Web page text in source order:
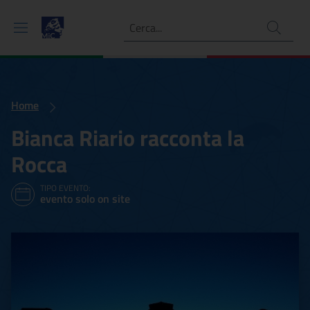
Ricerca
Home
Bianca Riario racconta la
Rocca
TIPO EVENTO:
evento solo on site